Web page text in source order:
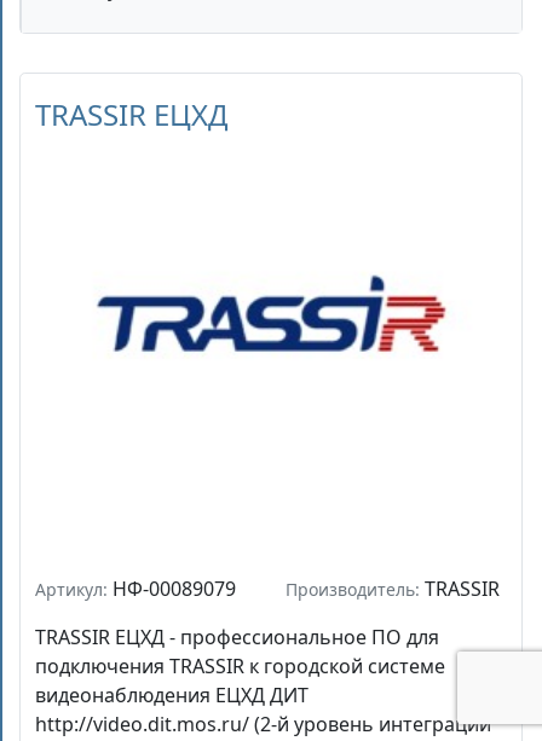
TRASSIR ЕЦХД
Артикул: НФ-00089079 Производитель: TRASSIR
TRASSIR ЕЦХД - профессиональное ПО для
подключения TRASSIR к городской системе
видеонаблюдения ЕЦХД ДИТ
http://video.dit.mos.ru/ (2-й уровень интеграции